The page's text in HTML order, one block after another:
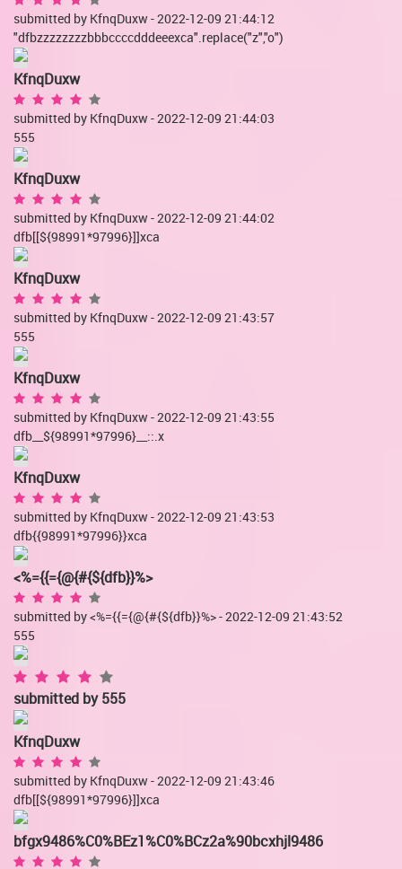
submitted by KfnqDuxw - 2022-12-09 21:44:12
"dfbzzzzzzzzbbbccccdddeeexca".replace("z","o")
KfnqDuxw
submitted by KfnqDuxw - 2022-12-09 21:44:03
555
KfnqDuxw
submitted by KfnqDuxw - 2022-12-09 21:44:02
dfb[[${98991*97996}]]xca
KfnqDuxw
submitted by KfnqDuxw - 2022-12-09 21:43:57
555
KfnqDuxw
submitted by KfnqDuxw - 2022-12-09 21:43:55
dfb__${98991*97996}__::.x
KfnqDuxw
submitted by KfnqDuxw - 2022-12-09 21:43:53
dfb{{98991*97996}}xca
<%={{={@{#{${dfb}}%>
submitted by <%={{={@{#{${dfb}}%> - 2022-12-09 21:43:52
555
submitted by555
KfnqDuxw
submitted by KfnqDuxw - 2022-12-09 21:43:46
dfb[[${98991*97996}]]xca
bfgx9486%C0%BEz1%C0%BCz2a%90bcxhjl9486